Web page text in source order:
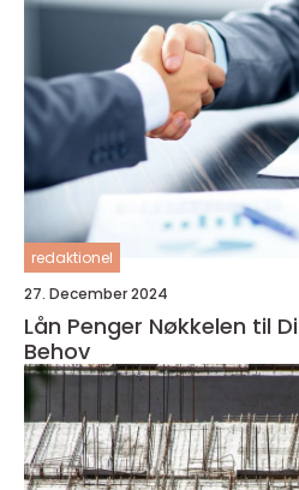
redaktionel
27. December 2024
Lån Penger Nøkkelen til Dine Økonomiske
Behov